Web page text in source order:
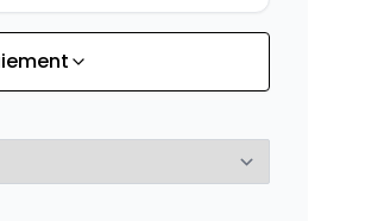
À partir de :